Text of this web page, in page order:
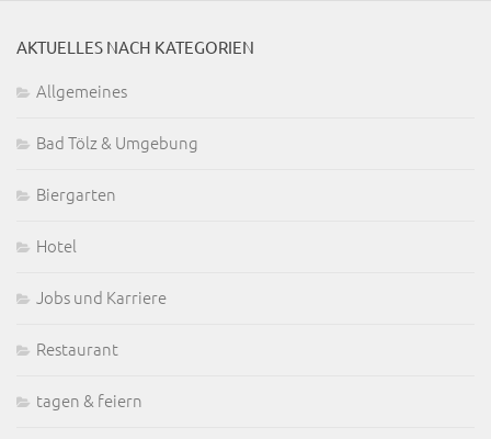
AKTUELLES NACH KATEGORIEN
Allgemeines
Bad Tölz & Umgebung
Biergarten
Hotel
Jobs und Karriere
Restaurant
tagen & feiern